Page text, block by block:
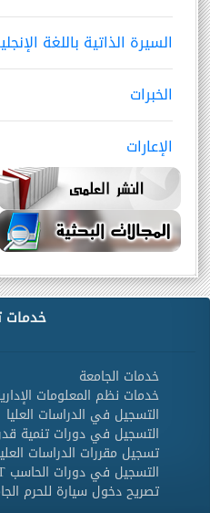
السيرة الذاتية باللغة
الخبرات
الإعارات
خدمات الجامعة
خدمات نظم المعلومات
التسجيل في الدراسات العليا
التسجيل في دورات تنمية
تسجيل مقررات الدراسات
التسجيل في دورات الحاسب ICTT
تصريح دخول سيارة للحرم